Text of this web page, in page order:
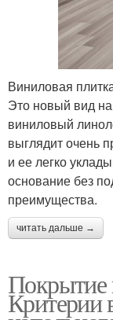
Виниловая
Это новый вид
виниловый
выглядит очень
и ее легко
основание без
преимущества.
читать дальше →
Покрытие
Критерии